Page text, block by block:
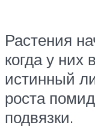
Растения
когда у них
истинный
роста
подвязки.